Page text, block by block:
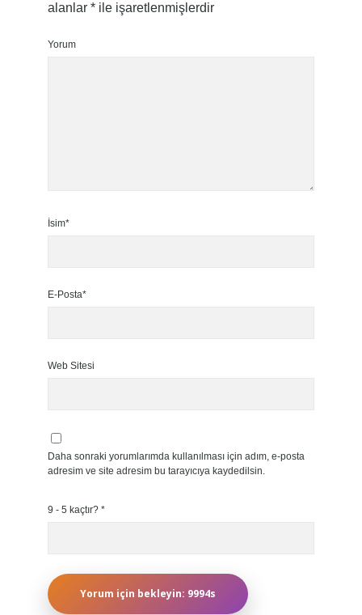
alanlar *ile işaretlenmişlerdir
Yorum
İsim*
E-Posta*
Web Sitesi
Daha sonraki yorumlarımda kullanılması için adım, e-posta
adresim ve site adresim bu tarayıcıya kaydedilsin.
9 - 5 kaçtır? *